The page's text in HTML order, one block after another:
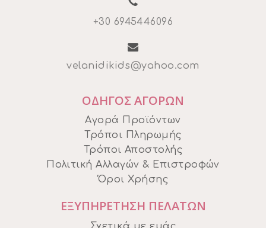
+30 6945446096
velanidikids@yahoo.com
ΟΔΗΓΟΣ ΑΓΟΡΩΝ
Αγορά Προϊόντων
Τρόποι Πληρωμής
Τρόποι Αποστολής
Πολιτική Αλλαγών & Επιστροφών
Όροι Χρήσης
ΕΞΥΠΗΡΕΤΗΣΗ ΠΕΛΑΤΩΝ